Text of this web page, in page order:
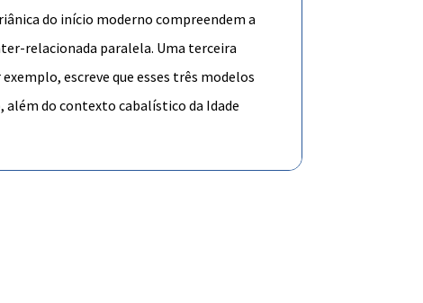
do início moderno compreendem a
relacionada paralela. Uma terceira
escreve que esses três modelos
do contexto cabalístico da Idade